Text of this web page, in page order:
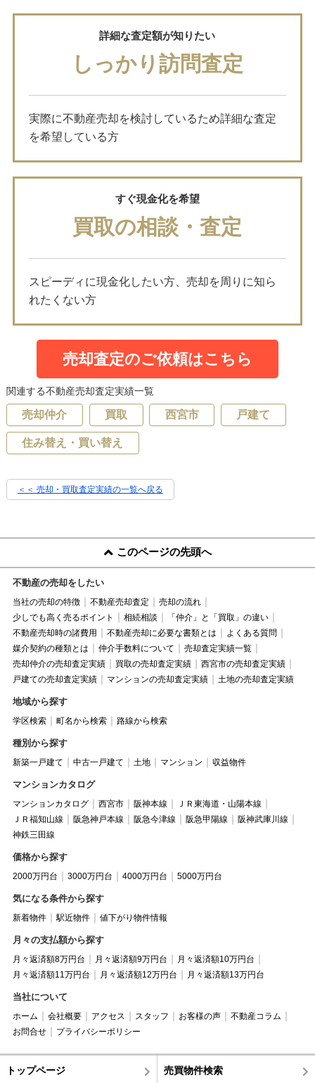
詳細な査定額が知りたい
しっかり訪問査定
実際に不動産売却を検討しているため詳細な査定
を希望している方
すぐ現金化を希望
買取の相談・査定
スピーディに現金化したい方、売却を周りに知ら
れたくない方
売却査定のご依頼はこちら
関連する不動産売却査定実績一覧
売却仲介 買取 西宮市 戸建て
住み替え・買い替え
＜＜ 売却・買取査定実績の一覧へ戻る
このページの先頭へ
不動産の売却をしたい
当社の売却の特徴 不動産売却査定
売却の流れ
少しでも高く売るポイント
相続相談
「仲介」と「買取」の違い
不動産売却時の諸費用
不動産売却に必要な書類とは
よくある質問
媒介契約の種類とは
仲介手数料について
売却査定実績一覧
売却仲介の売却査定実績
買取の売却査定実績
西宮市の売却査定実績
戸建ての売却査定実績
マンションの売却査定実績 土地の売却査定実績
地域から探す
学区検索 町名から検索 路線から検索
種別から探す
新築一戸建て 中古一戸建て 土地 マンション 収益物件
マンションカタログ
マンションカタログ 西宮市 阪神本線
ＪＲ東海道・山陽本線
ＪＲ福知山線
阪急神戸本線 阪急今津線 阪急甲陽線
阪神武庫川線
神鉄三田線
価格から探す
2000万円台 3000万円台 4000万円台 5000万円台
気になる条件から探す
新着物件 駅近物件 値下がり物件情報
月々の支払額から探す
月々返済額8万円台 月々返済額9万円台
月々返済額10万円台
月々返済額11万円台
月々返済額12万円台 月々返済額13万円台
当社について
ホーム 会社概要 アクセス スタッフ お客様の声
不動産コラム
お問合せ
プライバシーポリシー
トップページ 売買物件検索